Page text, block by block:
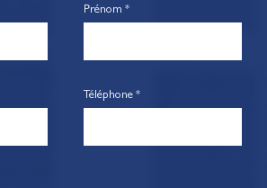
Prénom *
Téléphone *